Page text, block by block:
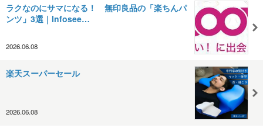
ラクなのにサマになる！ 無印良品の「楽ちんパ
ンツ」3選｜Infosee…
2026.06.08
楽天スーパーセール
2026.06.08